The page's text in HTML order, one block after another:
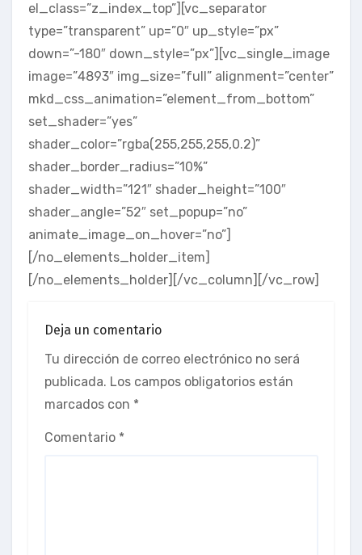
el_class=”z_index_top”][vc_separator
type=”transparent” up=”0″ up_style=”px”
down=”-180″ down_style=”px”][vc_single_image
image=”4893″ img_size=”full” alignment=”center”
mkd_css_animation=”element_from_bottom”
set_shader=”yes”
shader_color=”rgba(255,255,255,0.2)”
shader_border_radius=”10%”
shader_width=”121″ shader_height=”100″
shader_angle=”52″ set_popup=”no”
animate_image_on_hover=”no”]
[/no_elements_holder_item]
[/no_elements_holder][/vc_column][/vc_row]
Deja un comentario
Tu dirección de correo electrónico no será
publicada. Los campos obligatorios están
marcados con *
Comentario *